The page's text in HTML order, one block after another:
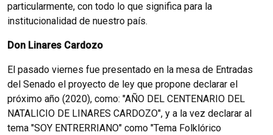
particularmente, con todo lo que significa para la
institucionalidad de nuestro país.
Don Linares Cardozo
El pasado viernes fue presentado en la mesa de Entradas
del Senado el proyecto de ley que propone declarar el
próximo año (2020), como: "AÑO DEL CENTENARIO DEL
NATALICIO DE LINARES CARDOZO", y a la vez declarar al
tema "SOY ENTRERRIANO" como "Tema Folklórico